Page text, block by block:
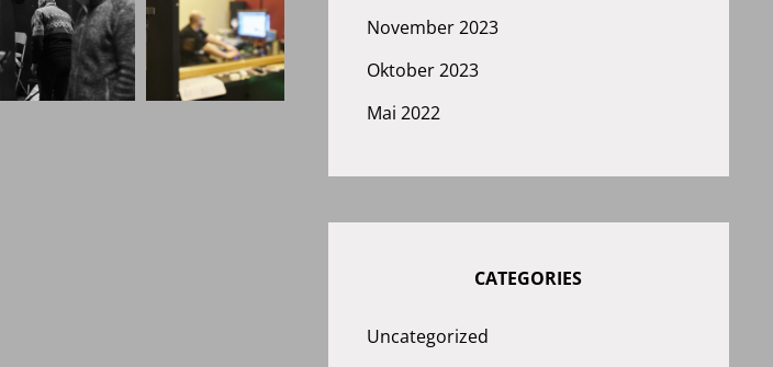
November 2023
Oktober 2023
Mai 2022
CATEGORIES
Uncategorized